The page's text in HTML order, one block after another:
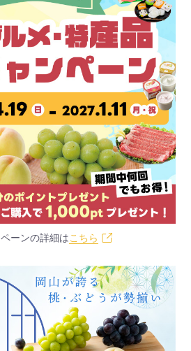
ーンの詳細はこちら